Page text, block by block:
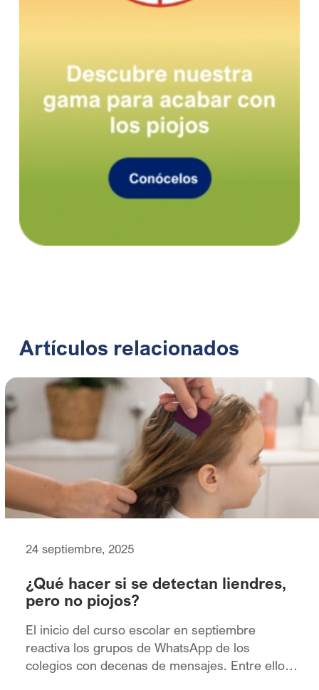
Artículos relacionados
24 septiembre, 2025
¿Qué hacer si se detectan liendres,
pero no piojos?
El inicio del curso escolar en septiembre
reactiva los grupos de WhatsApp de los
colegios con decenas de mensajes. Entre ellos,